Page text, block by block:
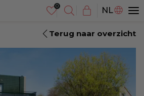
NL
DE
EN
Terug naar overzicht